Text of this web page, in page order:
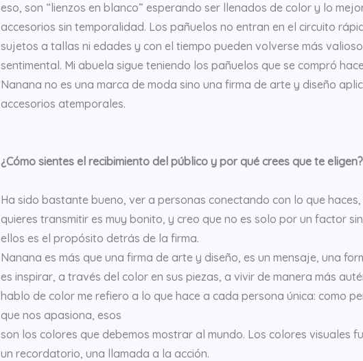
eso, son “lienzos en blanco” esperando ser llenados de color y lo
accesorios sin temporalidad. Los pañuelos no entran en el circuito
sujetos a tallas ni edades y con el tiempo pueden volverse más
sentimental. Mi abuela sigue teniendo los pañuelos que se compró
Nanana no es una marca de moda sino una firma de arte y diseño
accesorios atemporales.
¿Cómo sientes el recibimiento del público y por qué crees que te eligen?
Ha sido bastante bueno, ver a personas conectando con lo que
quieres transmitir es muy bonito, y creo que no es solo por un factor
ellos es el propósito detrás de la firma.
Nanana es más que una firma de arte y diseño, es un mensaje, una
es inspirar, a través del color en sus piezas, a vivir de manera más
hablo de color me refiero a lo que hace a cada persona única: como
que nos apasiona, esos
son los colores que debemos mostrar al mundo. Los colores visuales
un recordatorio, una llamada a la acción.